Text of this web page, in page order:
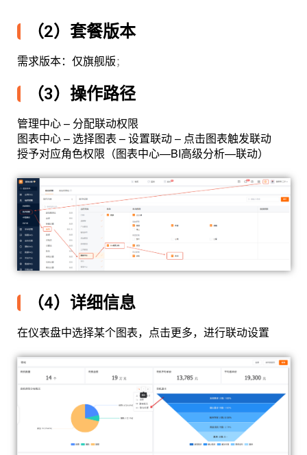
（2）套餐版本
需求版本：仅旗舰版；
（3）操作路径
管理中心 – 分配联动权限
图表中心 – 选择图表 – 设置联动 – 点击图表触发联动
授予对应角色权限（图表中心—BI高级分析—联动）
（4）详细信息
在仪表盘中选择某个图表，点击更多，进行联动设置